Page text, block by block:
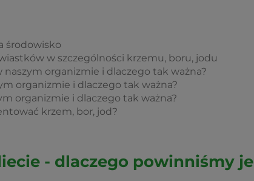
środowisko
w szczególności krzemu, boru, jodu
naszym organizmie i dlaczego tak ważna?
organizmie i dlaczego tak ważna?
organizmie i dlaczego tak ważna?
krzem, bor, jod?
- dlaczego powinniśmy je